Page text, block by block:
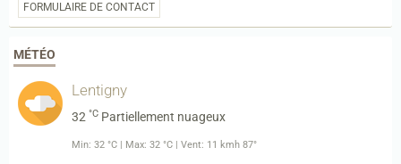
FORMULAIRE DE CONTACT
MÉTÉO
Lentigny
32 °C Partiellement nuageux
Min: 32 °C | Max: 32 °C | Vent: 11 kmh 87°